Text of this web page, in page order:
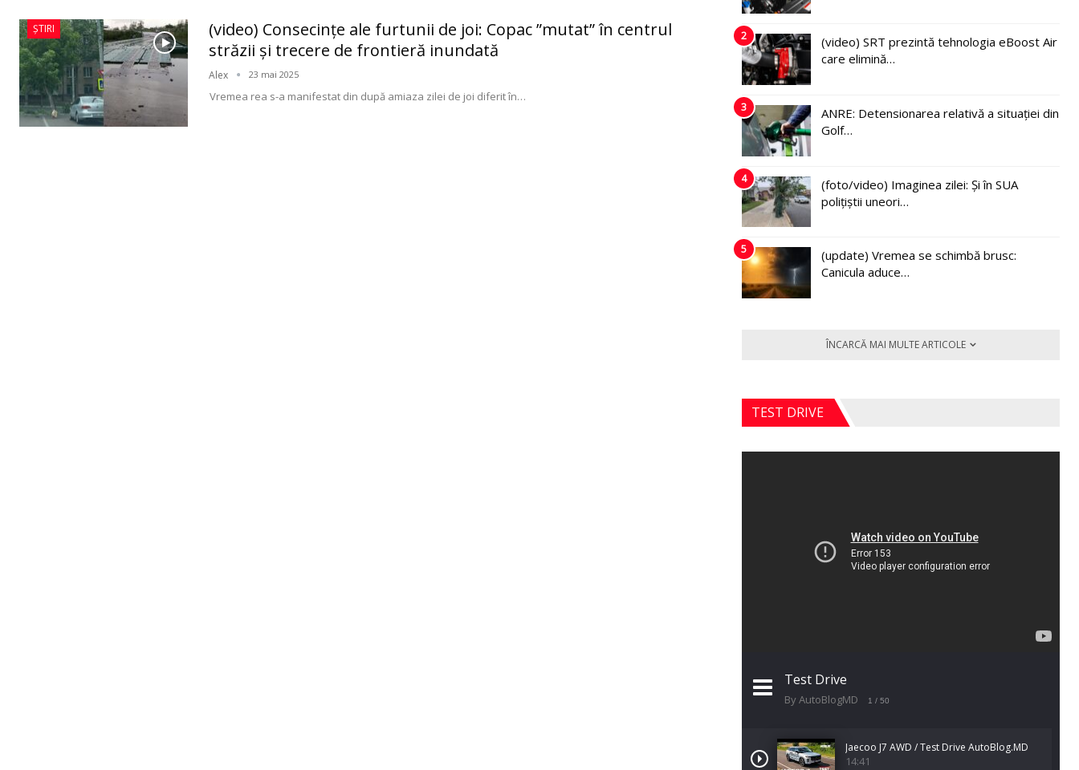
ȘTIRI
(video) Consecințe ale furtunii de joi: Copac ”mutat” în centrul
străzii și trecere de frontieră inundată
Alex 23 mai 2025
Vremea rea s-a manifestat din după amiaza zilei de joi diferit în…
2
(video) SRT prezintă tehnologia eBoost Air
care elimină…
3
ANRE: Detensionarea relativă a situației din
Golf…
4
(foto/video) Imaginea zilei: Și în SUA
polițiștii uneori…
5
(update) Vremea se schimbă brusc:
Canicula aduce…
ÎNCARCĂ MAI MULTE ARTICOLE
TEST DRIVE
Test Drive
By AutoBlogMD 1 / 50
Jaecoo J7 AWD / Test Drive AutoBlog.MD
14:41